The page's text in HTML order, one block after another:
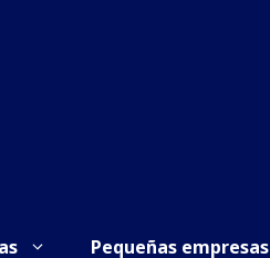
Pequeñas empresas